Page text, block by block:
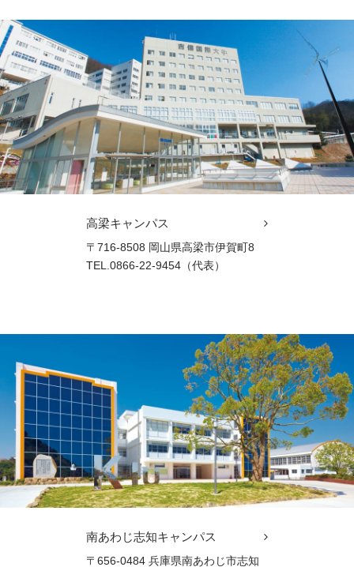
高梁キャンパス
〒716-8508 岡山県高梁市伊賀町8
TEL.0866-22-9454（代表）
南あわじ志知キャンパス
〒656-0484 兵庫県南あわじ市志知